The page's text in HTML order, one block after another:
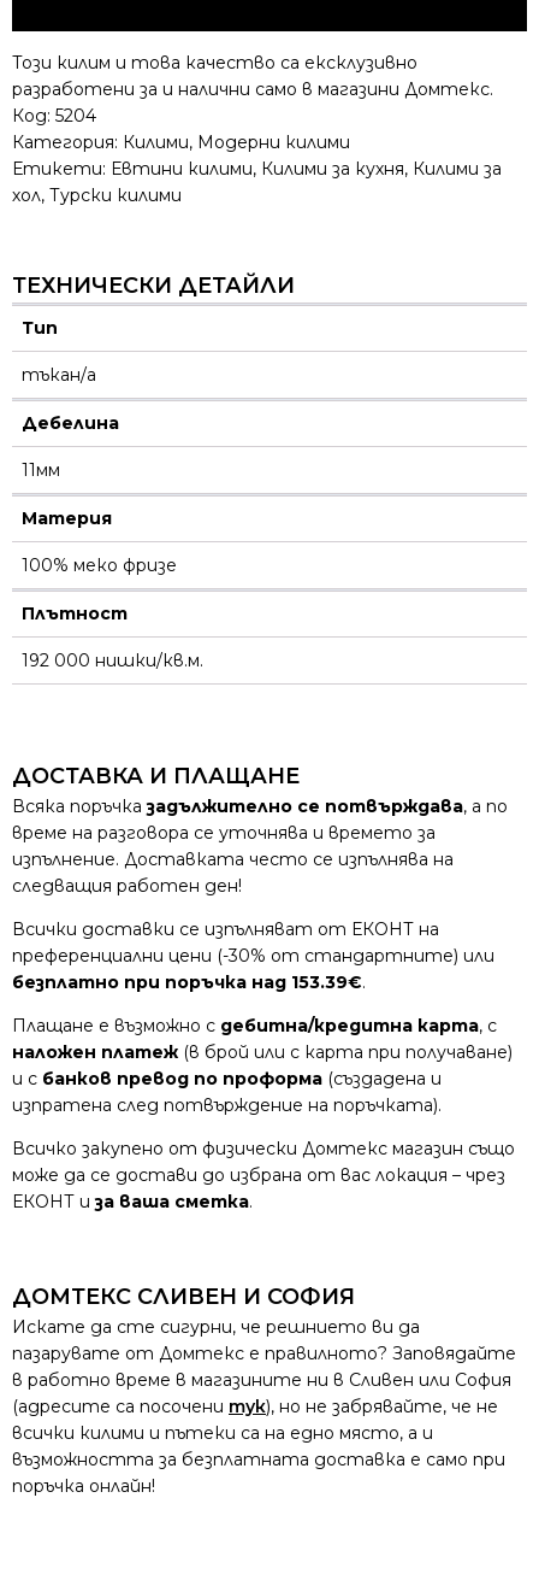
Този килим и това качество са ексклузивно
разработени за и налични само в магазини Домтекс.
Код: 5204
Категория: Килими, Модерни килими
Етикети: Евтини килими, Килими за кухня, Килими за
хол, Турски килими
ТЕХНИЧЕСКИ ДЕТАЙЛИ
Тип
тъкан/а
Дебелина
11мм
Материя
100% меко фризе
Плътност
192 000 нишки/кв.м.
ДОСТАВКА И ПЛАЩАНЕ
Всяка поръчказадължително се потвърждава, а по
време на разговора се уточнява и времето за
изпълнение. Доставката често се изпълнява на
следващия работен ден!
Всички доставки се изпълняват от ЕКОНТ на
преференциални цени (-30% от стандартните) или
безплатно при поръчка над 153.39€.
Плащане е възможно с дебитна/кредитна карта, с
наложен платеж (в брой или с карта при получаване)
и с банков превод по проформа (създадена и
изпратена след потвърждение на поръчката).
Всичко закупено от физически Домтекс магазин също
може да се достави до избрана от вас локация – чрез
ЕКОНТ иза ваша сметка.
ДОМТЕКС СЛИВЕН И СОФИЯ
Искате да сте сигурни, че решнието ви да
пазарувате от Домтекс е правилното? Заповядайте
в работно време в магазините ни в Сливен или София
(адресите са посочени тук), но не забрявайте, че не
всички килими и пътеки са на едно място, а и
възможността за безплатната доставка е само при
поръчка онлайн!